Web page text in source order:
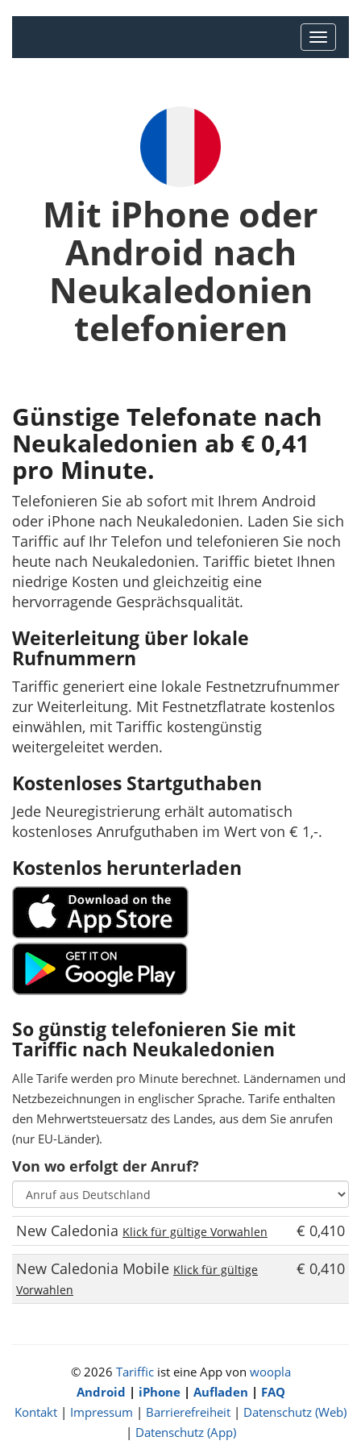
Mit iPhone oder
Android nach
Neukaledonien
telefonieren
Günstige Telefonate nach
Neukaledonien ab € 0,41
pro Minute.
Telefonieren Sie ab sofort mit Ihrem Android
oder iPhone nach Neukaledonien. Laden Sie sich
Tariffic auf Ihr Telefon und telefonieren Sie noch
heute nach Neukaledonien. Tariffic bietet Ihnen
niedrige Kosten und gleichzeitig eine
hervorragende Gesprächsqualität.
Weiterleitung über lokale
Rufnummern
Tariffic generiert eine lokale Festnetzrufnummer
zur Weiterleitung. Mit Festnetzflatrate kostenlos
einwählen, mit Tariffic kostengünstig
weitergeleitet werden.
Kostenloses Startguthaben
Jede Neuregistrierung erhält automatisch
kostenloses Anrufguthaben im Wert von € 1,-.
Kostenlos herunterladen
So günstig telefonieren Sie mit
Tariffic nach Neukaledonien
Alle Tarife werden pro Minute berechnet. Ländernamen und
Netzbezeichnungen in englischer Sprache. Tarife enthalten
den Mehrwertsteuersatz des Landes, aus dem Sie anrufen
(nur EU-Länder).
Von wo erfolgt der Anruf?
New Caledonia Klick für gültige Vorwahlen
€ 0,410
New Caledonia Mobile Klick für gültige
Vorwahlen
€ 0,410
© 2026 Tarifficist eine App von woopla
Android | iPhone| Aufladen | FAQ
Kontakt | Impressum | Barrierefreiheit | Datenschutz (Web)
| Datenschutz (App)